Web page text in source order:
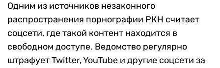
Одним из источников незаконного
распространения порнографии РКН считает
соцсети, где такой контент находится в
свободном доступе. Ведомство регулярно
штрафует Twitter, YouTube и другие соцсети за